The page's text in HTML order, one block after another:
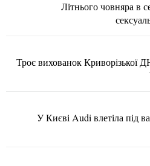
Літнього човняра в
Троє вихованок
У Києві Audi влетіла під